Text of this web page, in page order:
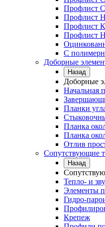
Профлист
Профлист
Профлист
Профлист
С
Доборные
Назад
Доборные
Начальная
Планки
Планка
Планка
Отлив
Сопутствующие
Назад
Тепло- и
Элементы
Гидро-
Крепеж